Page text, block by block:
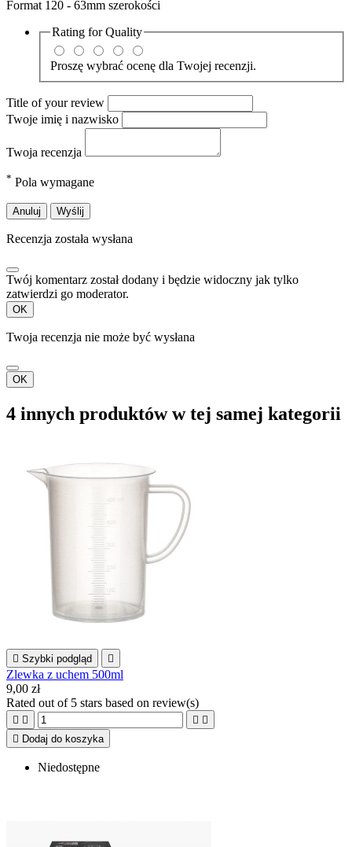
Format 120 - 63mm szerokości
Rating forQuality
Proszę wybrać ocenę dla Twojej recenzji.
Title of your review
Twoje imię i nazwisko
Twoja recenzja
* Pola wymagane
Anuluj Wyślij
Recenzja została wysłana
Twój komentarz został dodany i będzie widoczny jak tylko
zatwierdzi go moderator.
OK
Twoja recenzja nie może być wysłana
OK
4 innych produktów w tej samej kategorii
 Szybki podgląd 
Zlewka z uchem 500ml
9,00 zł
Rated out of 5 stars based on review(s)
   
 Dodaj do koszyka
Niedostępne